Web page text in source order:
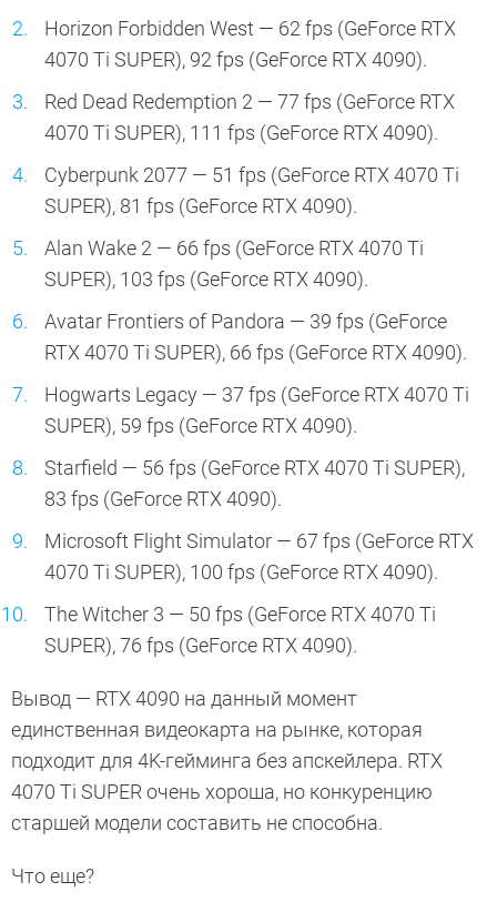
Horizon Forbidden West — 62 fps (GeForce RTX
4070 Ti SUPER), 92 fps (GeForce RTX 4090).
Red Dead Redemption 2 — 77 fps (GeForce RTX
4070 Ti SUPER), 111 fps (GeForce RTX 4090).
Cyberpunk 2077 — 51 fps (GeForce RTX 4070 Ti
SUPER), 81 fps (GeForce RTX 4090).
Alan Wake 2 — 66 fps (GeForce RTX 4070 Ti
SUPER), 103 fps (GeForce RTX 4090).
Avatar Frontiers of Pandora — 39 fps (GeForce
RTX 4070 Ti SUPER), 66 fps (GeForce RTX 4090).
Hogwarts Legacy — 37 fps (GeForce RTX 4070 Ti
SUPER), 59 fps (GeForce RTX 4090).
Starfield — 56 fps (GeForce RTX 4070 Ti SUPER),
83 fps (GeForce RTX 4090).
Microsoft Flight Simulator — 67 fps (GeForce RTX
4070 Ti SUPER), 100 fps (GeForce RTX 4090).
The Witcher 3 — 50 fps (GeForce RTX 4070 Ti
SUPER), 76 fps (GeForce RTX 4090).
Вывод — RTX 4090 на данный момент
единственная видеокарта на рынке, которая
подходит для 4K-гейминга без апскейлера. RTX
4070 Ti SUPER очень хороша, но конкуренцию
старшей модели составить не способна.
Что еще?